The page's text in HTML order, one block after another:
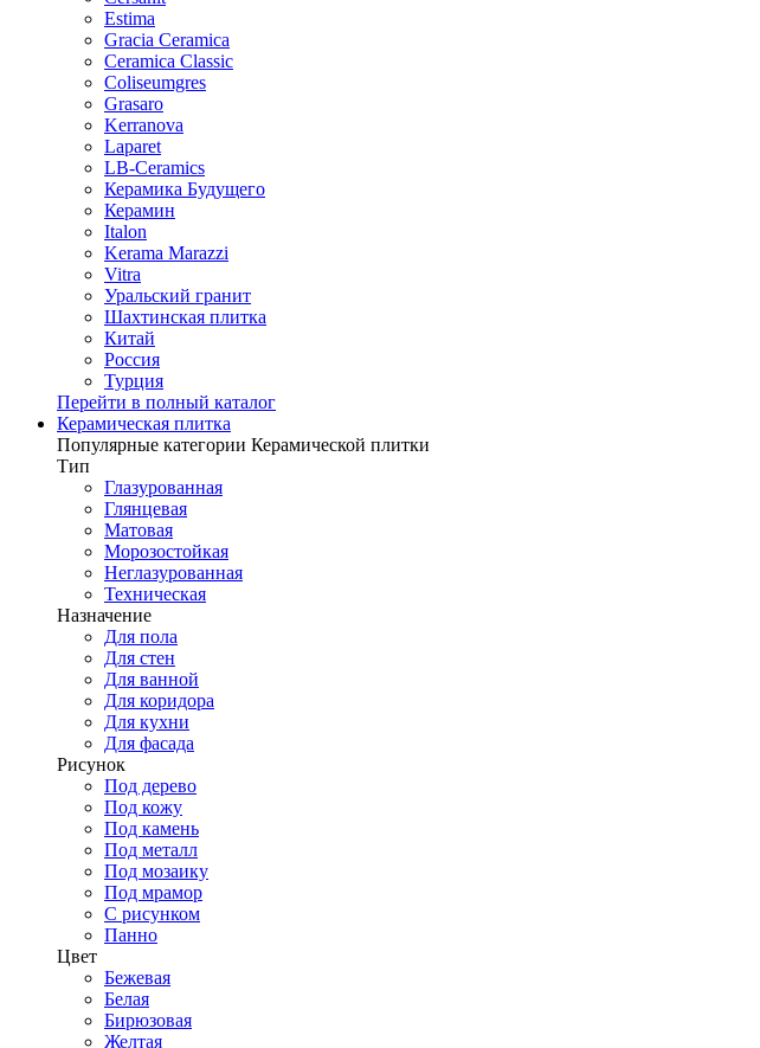
Estima
Gracia Ceramica
Ceramica Classic
Coliseumgres
Grasaro
Kerranova
Laparet
LB-Ceramics
Керамика Будущего
Керамин
Italon
Kerama Marazzi
Vitra
Уральский гранит
Шахтинская плитка
Китай
Россия
Турция
Перейти в полный каталог
Керамическая плитка
Популярные категории Керамической плитки
Тип
Глазурованная
Глянцевая
Матовая
Морозостойкая
Неглазурованная
Техническая
Назначение
Для пола
Для стен
Для ванной
Для коридора
Для кухни
Для фасада
Рисунок
Под дерево
Под кожу
Под камень
Под металл
Под мозаику
Под мрамор
С рисунком
Панно
Цвет
Бежевая
Белая
Бирюзовая
Желтая